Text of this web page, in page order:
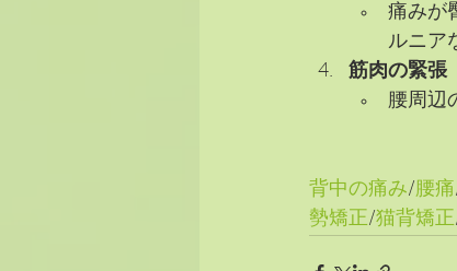
痛みが
ルニア
筋肉の緊張
腰周辺
背中の痛み/腰痛
勢矯正/猫背矯正